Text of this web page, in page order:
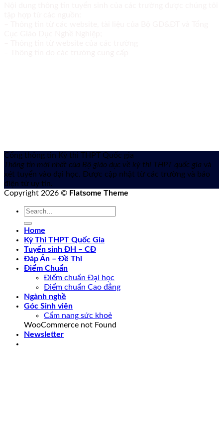
Cổng thông tin Kỳ thi THPT Quốc gia
Thông tin mới nhất của Bộ giáo dục về kỳ thi THPT quốc gia và
xét tuyển vào đại học. Được cập nhật từ các trường và báo
điện tử uy tín.
Copyright 2026 © Flatsome Theme
Home
Kỳ Thi THPT Quốc Gia
Tuyển sinh ĐH – CĐ
Đáp Án – Đề Thi
Điểm Chuẩn
Điểm chuẩn Đại học
Điểm chuẩn Cao đẳng
Ngành nghề
Góc Sinh viên
Cẩm nang sức khoẻ
WooCommerce not Found
Newsletter